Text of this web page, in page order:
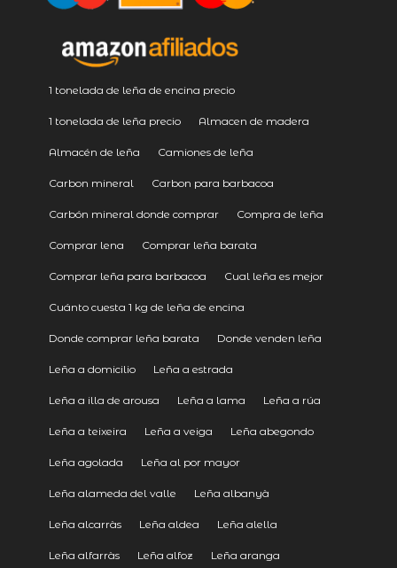
1 tonelada de leña de encina precio
1 tonelada de leña precio Almacen de madera
Almacén de leña Camiones de leña
Carbon mineral Carbon para barbacoa
Carbón mineral donde comprar Compra de leña
Comprar lena Comprar leña barata
Comprar leña para barbacoa Cual leña es mejor
Cuánto cuesta 1 kg de leña de encina
Donde comprar leña barata Donde venden leña
Leña a domicilio Leña a estrada
Leña a illa de arousa Leña a lama Leña a rúa
Leña a teixeira Leña a veiga Leña abegondo
Leña agolada Leña al por mayor
Leña alameda del valle Leña albanyà
Leña alcarràs Leña aldea Leña alella
Leña alfarràs Leña alfoz Leña aranga